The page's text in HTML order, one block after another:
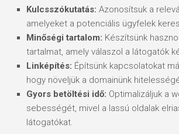
Kulcsszókutatás: Azonosítsuk a
amelyeket a potenciális ügyfelek
Minőségi tartalom: Készítsünk
tartalmat, amely válaszol a látogatók
Linképítés: Építsünk kapcsolatokat
hogy növeljük a domainünk
Gyors betöltési idő: Optimalizáljuk a
sebességét, mivel a lassú oldalak
látogatókat.